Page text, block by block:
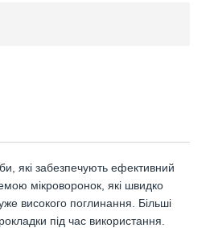
які забезпечують ефективний
мікроворонок, які швидко
високого поглинання. Більші
під час використання.